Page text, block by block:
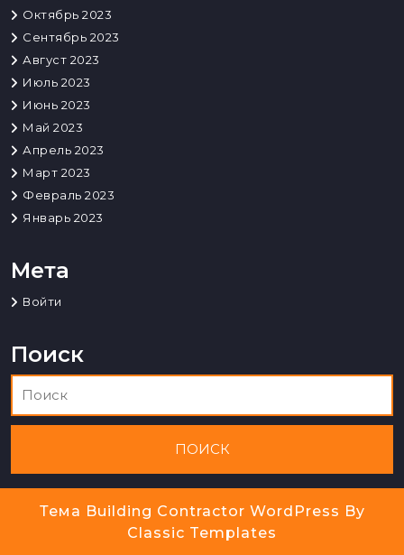
Октябрь 2023
Сентябрь 2023
Август 2023
Июль 2023
Июнь 2023
Май 2023
Апрель 2023
Март 2023
Февраль 2023
Январь 2023
Мета
Войти
Поиск
Тема Building Contractor WordPress By
Classic Templates